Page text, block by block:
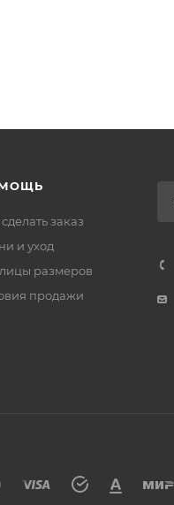
заказ
и уход
размеров
продажи